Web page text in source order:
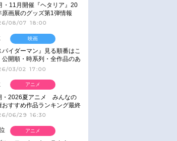
・11月開催『ヘタリア』20
原画展のグッズ第1弾情報
08/07 18:00
パイダーマン』見る順番はこ
公開順・時系列・全作品のあ
じをまとめました
03/02 17:00
映画
・2026夏アニメ みんなの
おすすめ作品ランキング最終
発表！
06/29 16:30
アニメ
アニメ